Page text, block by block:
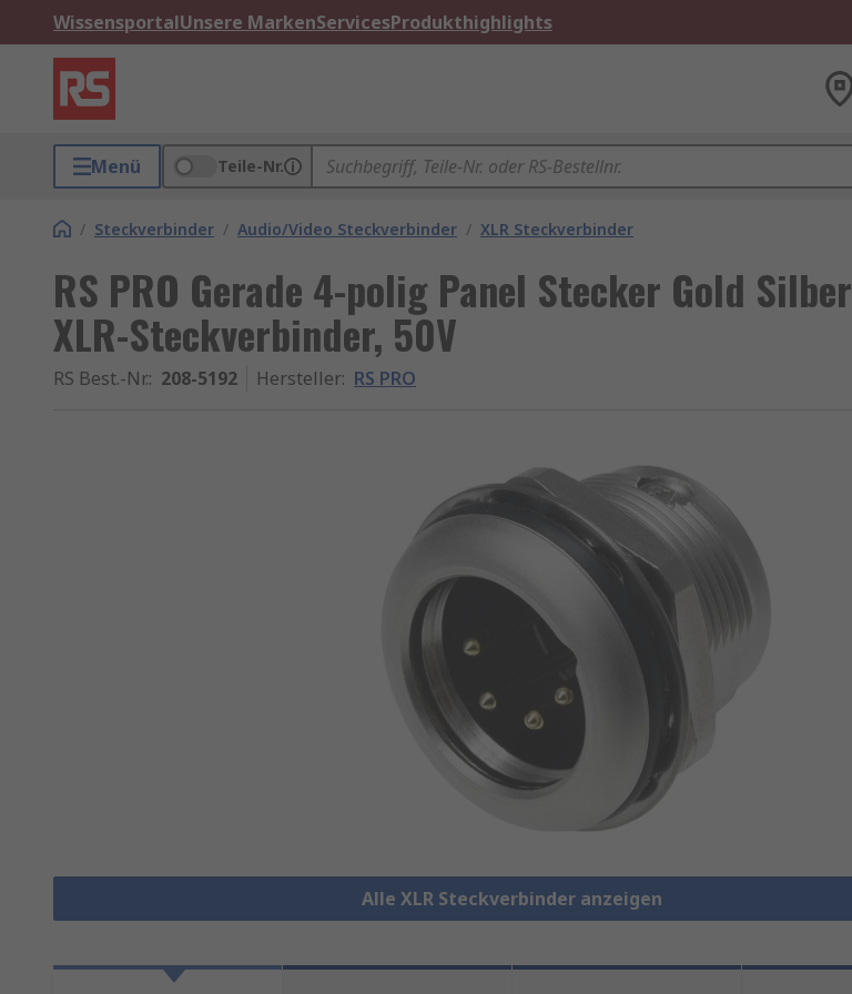
WissensportalUnsere MarkenServicesProdukthighlights
Menü Teile-Nr.
/ Steckverbinder / Audio/Video Steckverbinder / XLR Steckverbinder
RS PRO Gerade 4-polig Panel Stecker Gold Silber
XLR-Steckverbinder, 50V
RS Best.-Nr.: 208-5192 Hersteller: RS PRO
Alle XLR Steckverbinder anzeigen